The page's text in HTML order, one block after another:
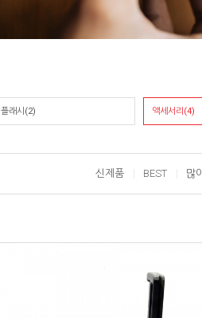
플래시(2) 액세서리(4)
신제품 BEST 많